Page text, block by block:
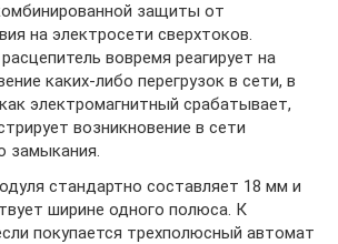
защиты от
на электросети сверхтоков.
вовремя реагирует на
каких-либо перегрузок в сети, в
электромагнитный срабатывает,
возникновение в сети
замыкания.
стандартно составляет 18 мм и
ширине одного полюса. К
покупается трехполюсный автомат